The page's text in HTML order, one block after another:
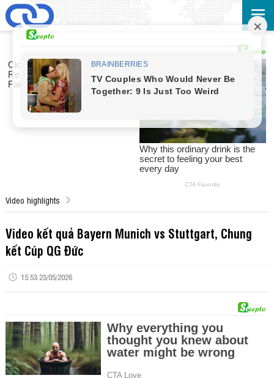
Video highlights
Video kết quả Bayern Munich vs Stuttgart, Chung
kết Cúp QG Đức
15:53 23/05/2026